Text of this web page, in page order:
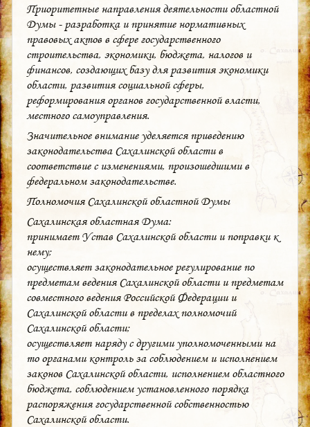
Приоритетные направления деятельности областной
Думы - разработка и принятие нормативных
правовых актов в сфере государственного
строительства, экономики, бюджета, налогов и
финансов, создающих базу для развития экономики
области, развития социальной сферы,
реформирования органов государственной власти,
местного самоуправления.
Значительное внимание уделяется приведению
законодательства Сахалинской области в
соответствие с изменениями, произошедшими в
федеральном законодательстве.
Полномочия Сахалинской областной Думы
Сахалинская областная Дума:
принимает Устав Сахалинской области и поправки к
нему;
осуществляет законодательное регулирование по
предметам ведения Сахалинской области и предметам
совместного ведения Российской Федерации и
Сахалинской области в пределах полномочий
Сахалинской области;
осуществляет наряду с другими уполномоченными на
то органами контроль за соблюдением и исполнением
законов Сахалинской области, исполнением областного
бюджета, соблюдением установленного порядка
распоряжения государственной собственностью
Сахалинской области.